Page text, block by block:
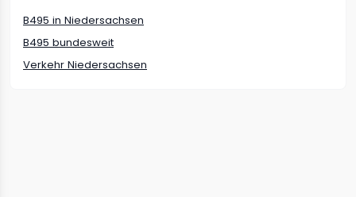
B495 in Niedersachsen
B495 bundesweit
Verkehr Niedersachsen